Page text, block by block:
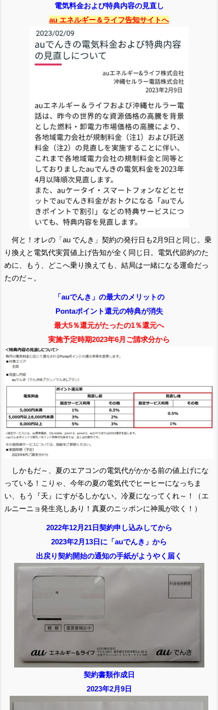
電気料金および特典内容の見直し
au エネルギー＆ライフ告知サイトへ
何と！オレの「au でんき」契約の発行日も2月9日と同じ。乗
り換えと電気代実質値上げ告知が全く同じ日。電気代節約のた
めに、もう、どこへ乗り換えても、結局は一緒になる運命だっ
たのだ～。
「auでんき」の最大のメリットの
Pontaポイント還元の特典が消失
最大5％還元がたったの1％還元へ
実施予定時期2023年6月ご請求分から
しかもだ～、夏のエアコンの電気代がかかる前の値上げにな
っている！こりゃ、今年の夏の電気代でヒーヒーになっちま
い、もう『天』にすがるしかない。冷夏になってくれ～！（エ
ルニーニョ発生兆しあり！真夏のニッポンに神風が吹く！ ）
2022年12月21日契約申し込みしてから
2023年2月13日に「auでんき」から
出戻り契約開始の通知の手紙がようやく届く
契約書類作成日
2023年2月9日